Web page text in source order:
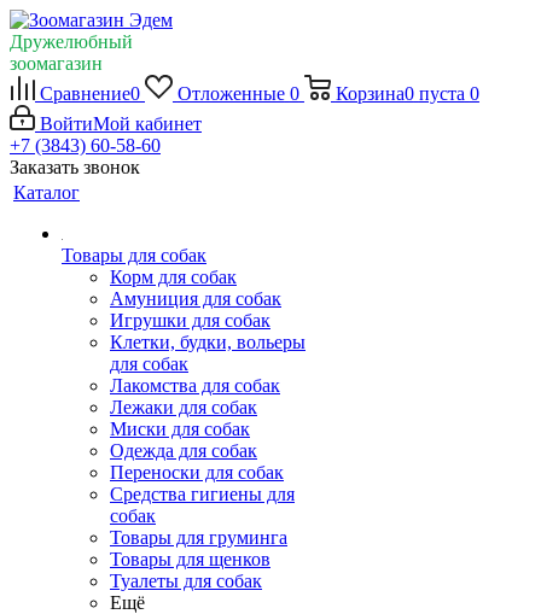
Дружелюбный
зоомагазин
Сравнение0 Отложенные 0 Корзина0 пуста 0
ВойтиМой кабинет
+7 (3843) 60-58-60
Заказать звонок
Каталог
Товары для собак
Корм для собак
Амуниция для собак
Игрушки для собак
Клетки, будки, вольеры
для собак
Лакомства для собак
Лежаки для собак
Миски для собак
Одежда для собак
Переноски для собак
Средства гигиены для
собак
Товары для груминга
Товары для щенков
Туалеты для собак
Ещё